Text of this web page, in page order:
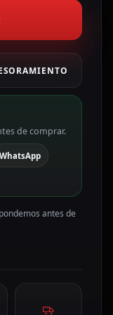
de comprar.
WhatsApp
antes de